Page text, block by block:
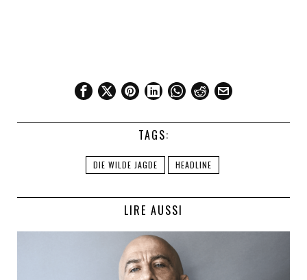
TAGS:
DIE WILDE JAGDE HEADLINE
LIRE AUSSI